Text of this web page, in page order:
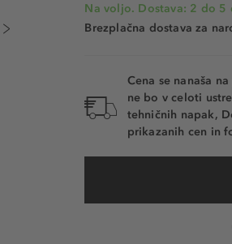
Na voljo. Dostava: 2 do 5
Brezplačna dostava za
Cena se nanaša
ne bo v celoti
tehničnih napak,
prikazanih cen in